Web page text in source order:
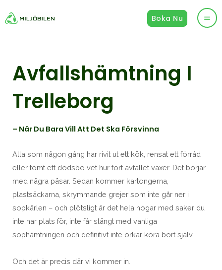
till
Boka Nu
Avfallshämtning I
Trelleborg
– När Du Bara Vill Att Det Ska Försvinna
Alla som någon gång har rivit ut ett kök, rensat ett förråd
eller tömt ett dödsbo vet hur fort avfallet växer. Det börjar
med några påsar. Sedan kommer kartongerna,
plastsäckarna, skrymmande grejer som inte går ner i
sopkärlen – och plötsligt är det hela högar med saker du
inte har plats för, inte får slängt med vanliga
sophämtningen och definitivt inte orkar köra bort själv.
Och det är precis där vi kommer in.